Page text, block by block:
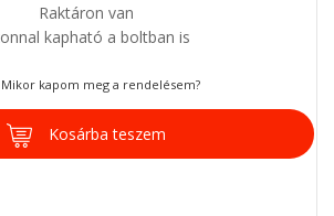
Raktáron van
kapható a boltban is
Mikor kapom meg a rendelésem?
Kosárba teszem